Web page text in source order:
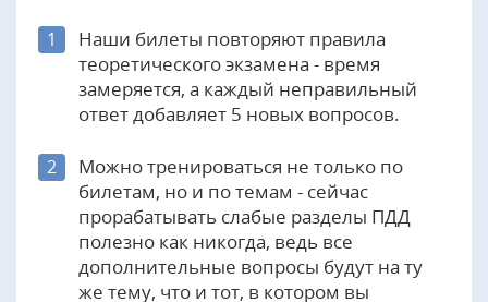
1
Наши билеты повторяют правила
теоретического экзамена - время
замеряется, а каждый неправильный
ответ добавляет 5 новых вопросов.
2
Можно тренироваться не только по
билетам, но и по темам - сейчас
прорабатывать слабые разделы ПДД
полезно как никогда, ведь все
дополнительные вопросы будут на ту
же тему, что и тот, в котором вы